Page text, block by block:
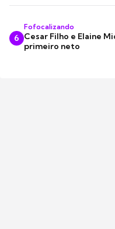
6
Fofocalizando
Cesar Filho e Elaine
primeiro neto